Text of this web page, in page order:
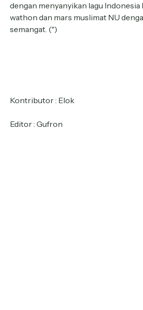
dengan menyanyikan lagu Indonesia
wathon dan mars muslimat NU
semangat. (*)
Kontributor : Elok
Editor : Gufron